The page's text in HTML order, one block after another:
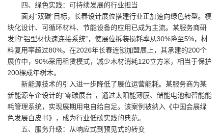
四、绿色实践：可持续发展的行业担当
面对“双碳”目标，长春设计展位搭建行业正加速向绿色转型。模
块化设计、可循环材料、节能设备的应用已成为主流。某服务商研
发的“铝型材快速连接系统”，使展位拆装损耗率从30%降至5%，材
料复用率超过80%。在2026年长春连锁加盟展上，其承建的200个
展位中，90%采用租赁模式，减少木材消耗120立方米，相当于保护
200棵成年树木。
新能源技术的引入进一步降低了展位运营能耗。某服务商为某
新能源车企设计的“零碳展台”，通过太阳能薄膜、储能电池和智能能
耗管理系统，实现展期用电自给自足。该案例被纳入《中国会展绿
色发展白皮书》，成为行业低碳实践的典范。
五、服务升级：从响应式到预见式的转变